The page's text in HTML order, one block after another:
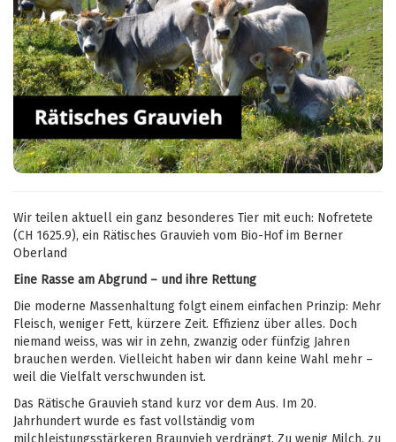
Wir teilen aktuell ein ganz besonderes Tier mit euch: Nofretete
(CH 1625.9), ein Rätisches Grauvieh vom Bio-Hof im Berner
Oberland
Eine Rasse am Abgrund – und ihre Rettung
Die moderne Massenhaltung folgt einem einfachen Prinzip: Mehr
Fleisch, weniger Fett, kürzere Zeit. Effizienz über alles. Doch
niemand weiss, was wir in zehn, zwanzig oder fünfzig Jahren
brauchen werden. Vielleicht haben wir dann keine Wahl mehr –
weil die Vielfalt verschwunden ist.
Das Rätische Grauvieh stand kurz vor dem Aus. Im 20.
Jahrhundert wurde es fast vollständig vom